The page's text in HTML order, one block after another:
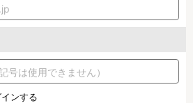
ンする